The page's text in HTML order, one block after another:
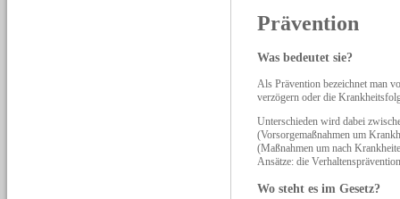
Prävention
Was bedeutet sie?
Als Prävention bezeichnet man
verzögern oder die
Unterschieden wird dabei
(Vorsorgemaßnahmen um
(Maßnahmen um nach
Ansätze: die
Wo steht es im Gesetz?